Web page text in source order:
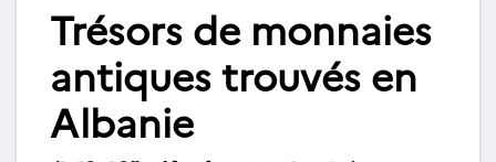
Trésors de monnaies
antiques trouvés en
Albanie